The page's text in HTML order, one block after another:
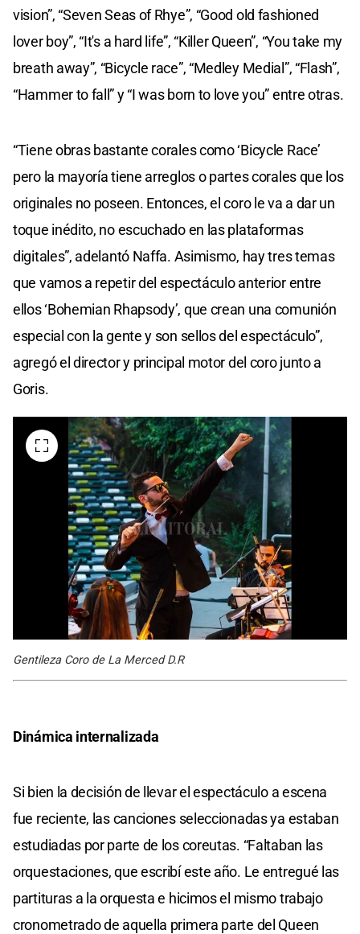
vision”, “Seven Seas of Rhye”, “Good old fashioned
lover boy”, “It's a hard life”, “Killer Queen”, “You take my
breath away”, “Bicycle race”, “Medley Medial”, “Flash”,
“Hammer to fall” y “I was born to love you” entre otras.
“Tiene obras bastante corales como ‘Bicycle Race’
pero la mayoría tiene arreglos o partes corales que los
originales no poseen. Entonces, el coro le va a dar un
toque inédito, no escuchado en las plataformas
digitales”, adelantó Naffa. Asimismo, hay tres temas
que vamos a repetir del espectáculo anterior entre
ellos ‘Bohemian Rhapsody’, que crean una comunión
especial con la gente y son sellos del espectáculo”,
agregó el director y principal motor del coro junto a
Goris.
Gentileza Coro de La Merced D.R
Dinámica internalizada
Si bien la decisión de llevar el espectáculo a escena
fue reciente, las canciones seleccionadas ya estaban
estudiadas por parte de los coreutas. “Faltaban las
orquestaciones, que escribí este año. Le entregué las
partituras a la orquesta e hicimos el mismo trabajo
cronometrado de aquella primera parte del Queen